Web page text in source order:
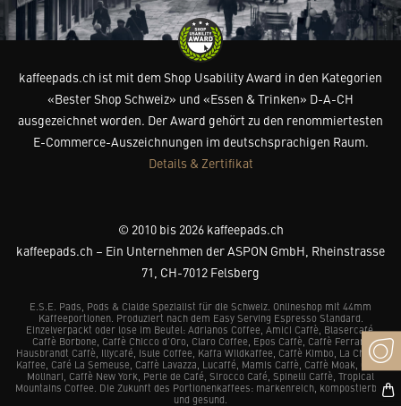
kaffeepads.ch ist mit dem Shop Usability Award in den Kategorien
«Bester Shop Schweiz» und «Essen & Trinken» D-A-CH
ausgezeichnet worden. Der Award gehört zu den renommiertesten
E-Commerce-Auszeichnungen im deutschsprachigen Raum.
Details & Zertifikat
© 2010 bis 2026 kaffeepads.ch
kaffeepads.ch – Ein Unternehmen der ASPON GmbH, Rheinstrasse
71, CH-7012 Felsberg
E.S.E. Pads, Pods & Cialde Spezialist für die Schweiz. Onlineshop mit 44mm
Kaffeeportionen. Produziert nach dem Easy Serving Espresso Standard.
Einzelverpackt oder lose im Beutel: Adrianos Coffee, Amici Caffè, Blasercafé,
Caffè Borbone, Caffè Chicco d’Oro, Claro Coffee, Epos Caffè, Caffè Ferrari,
Hausbrandt Caffè, Illycafé, Isule Coffee, Kaffa Wildkaffee, Caffè Kimbo, La Chacra
Kaffee, Café La Semeuse, Caffè Lavazza, Lucaffé, Mamis Caffè, Caffè Moak, Caffè
Molinari, Caffè New York, Perle de Café, Sirocco Café, Spinelli Caffè, Tropical
Mountains Coffee. Die Zukunft des Portionenkaffees: markenreich, kompostierbar
und gesund.